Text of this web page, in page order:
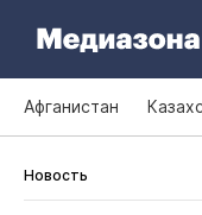
Афганистан
Новость